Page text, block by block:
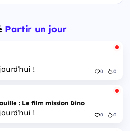
Partir un jour
! 0 0
: Le film mission Dino
! 0 0